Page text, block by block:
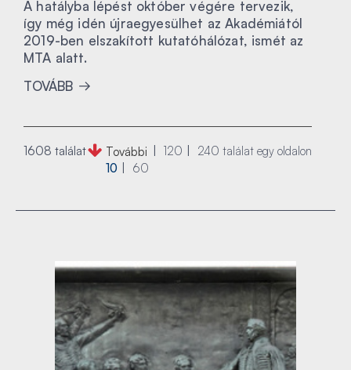
A hatályba lépést október végére tervezik,
így még idén újraegyesülhet az Akadémiától
2019-ben elszakított kutatóhálózat, ismét az
MTA alatt.
TOVÁBB
1608 találat További 240 találat egy oldalon
120
60
10